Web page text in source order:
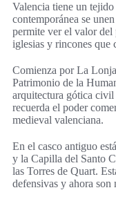
Valencia tiene un
contemporánea se
permite ver el valor del
iglesias y rincones que
Comienza por La
Patrimonio de la
arquitectura gótica
recuerda el poder
medieval valenciana.
En el casco antiguo
y la Capilla del Santo
las Torres de Quart.
defensivas y ahora son